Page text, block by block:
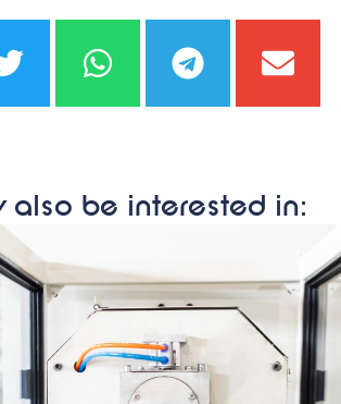
also be interested in: